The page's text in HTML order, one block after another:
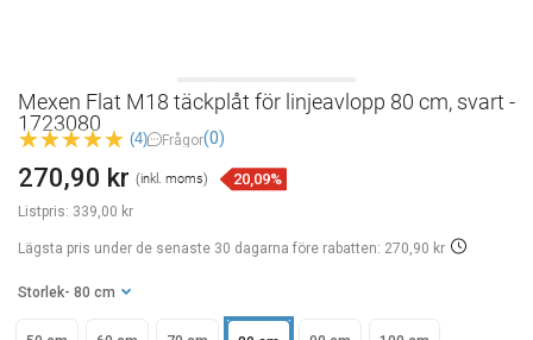
Mexen Flat M18 täckplåt för linjeavlopp 80 cm, svart -
1723080
(4) Frågor(0)
Listpris: 339,00 kr
270,90 kr (inkl. moms) 20,09%
Lägsta pris under de senaste 30 dagarna före rabatten: 270,90 kr
Storlek - 80 cm